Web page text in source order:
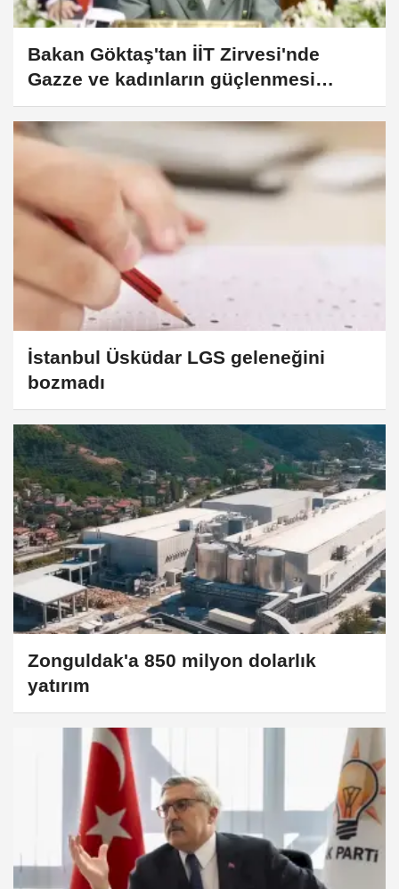
Bakan Göktaş'tan İİT Zirvesi'nde
Gazze ve kadınların güçlenmesi
vurgusu
İstanbul Üsküdar LGS geleneğini
bozmadı
Zonguldak'a 850 milyon dolarlık
yatırım